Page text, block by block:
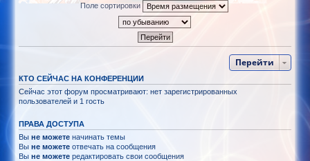
Поле сортировки
Перейти
КТО СЕЙЧАС НА КОНФЕРЕНЦИИ
Сейчас этот форум просматривают: нет зарегистрированных
пользователей и 1 гость
ПРАВА ДОСТУПА
Выне можете начинать темы
Выне можете отвечать на сообщения
Выне можете редактировать свои сообщения